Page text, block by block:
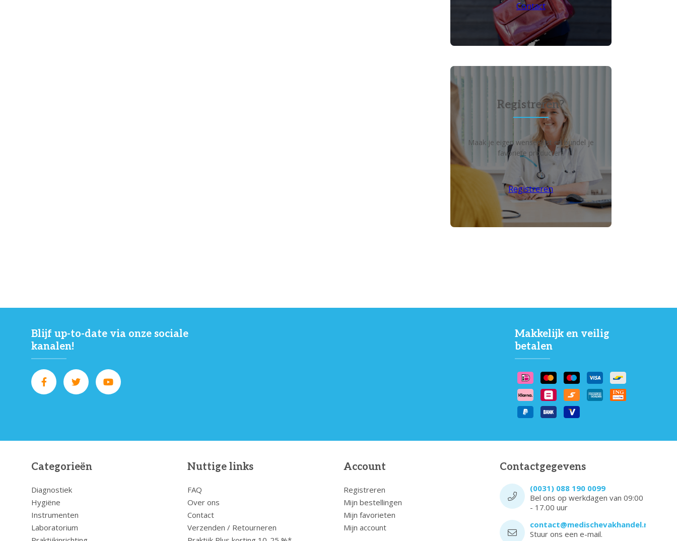
Contact
Registreren?
Maak je eigen wensenlijst en bundel je
favoriete producten!
Registreren
Blijf up-to-date via onze sociale
kanalen!
Makkelijk en veilig
betalen
Categorieën
Diagnostiek
Hygiëne
Instrumenten
Laboratorium
Nuttige links
FAQ
Over ons
Contact
Verzenden / Retourneren
Account
Registreren
Mijn bestellingen
Mijn favorieten
Mijn account
Contactgegevens
(0031) 088 190 0099
Bel ons op werkdagen van 09:00
- 17.00 uur
contact@medischevakhandel.nl
Stuur ons een e-mail.